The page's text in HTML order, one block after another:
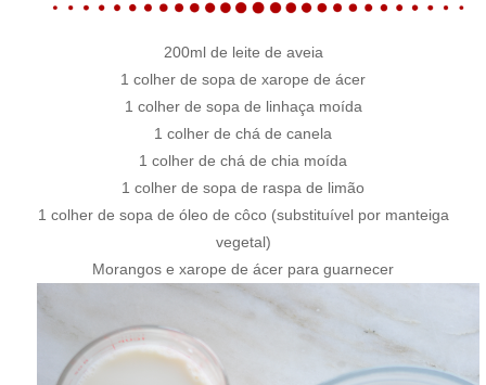
200ml de leite de aveia
1 colher de sopa de xarope de ácer
1 colher de sopa de linhaça moída
1 colher de chá de canela
1 colher de chá de chia moída
1 colher de sopa de raspa de limão
1 colher de sopa de óleo de côco (substituível por manteiga
vegetal)
Morangos e xarope de ácer para guarnecer